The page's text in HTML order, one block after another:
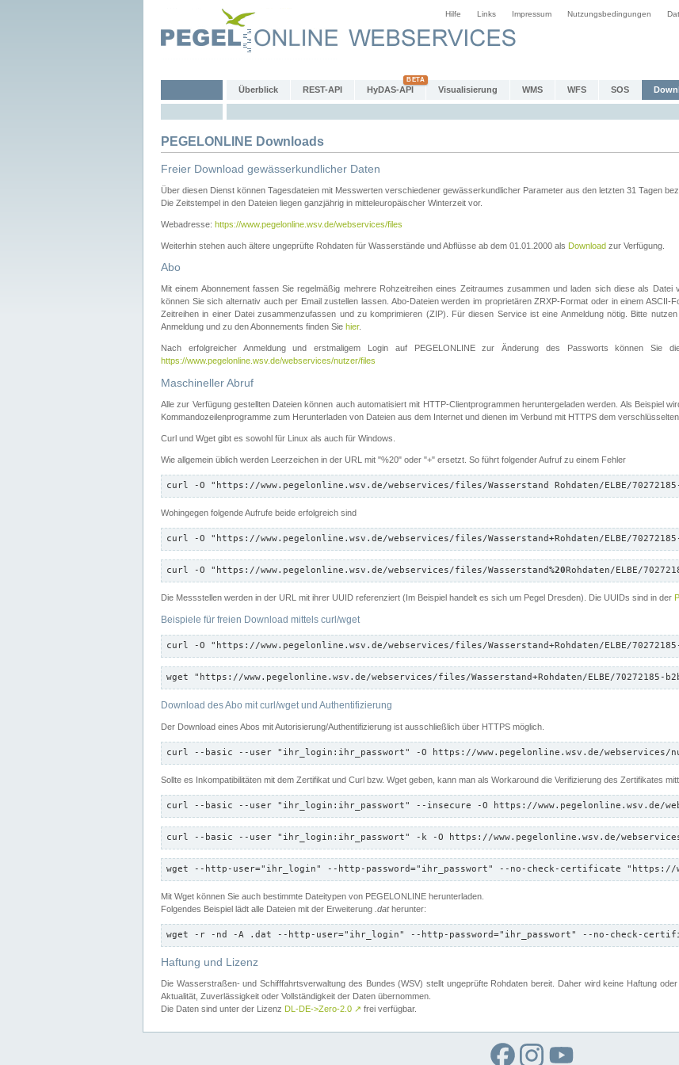
Hilfe Links Impressum Nutzungsbedingungen
Überblick REST-API HyDAS-API Visualisierung WMS WFS SOS
PEGELONLINE Downloads
Freier Download gewässerkundlicher Daten
Über diesen Dienst können Tagesdateien mit Messwerten verschiedener gewässerkundlicher Parameter aus den letzten 31 Tagen
Die Zeitstempel in den Dateien liegen ganzjährig in mitteleuropäischer Winterzeit vor.
Webadresse: https://www.pegelonline.wsv.de/webservices/files
Weiterhin stehen auch ältere ungeprüfte Rohdaten für Wasserstände und Abflüsse ab dem 01.01.2000 als Download zur Verfügung.
Abo
Mit einem Abonnement fassen Sie regelmäßig mehrere Rohzeitreihen eines Zeitraumes zusammen und laden sich diese als
können Sie sich alternativ auch per Email zustellen lassen. Abo-Dateien werden im proprietären ZRXP-Format oder in einem ASCII-
Zeitreihen in einer Datei zusammenzufassen und zu komprimieren (ZIP). Für diesen Service ist eine Anmeldung nötig. Bitte
Anmeldung und zu den Abonnements finden Sie hier.
Nach erfolgreicher Anmeldung und erstmaligem Login auf PEGELONLINE zur Änderung des Passworts können Sie
https://www.pegelonline.wsv.de/webservices/nutzer/files
Maschineller Abruf
Alle zur Verfügung gestellten Dateien können auch automatisiert mit HTTP-Clientprogrammen heruntergeladen werden. Als Beispiel
Kommandozeilenprogramme zum Herunterladen von Dateien aus dem Internet und dienen im Verbund mit HTTPS dem
Curl und Wget gibt es sowohl für Linux als auch für Windows.
Wie allgemein üblich werden Leerzeichen in der URL mit "%20" oder "+" ersetzt. So führt folgender Aufruf zu einem Fehler
curl -O "https://www.pegelonline.wsv.de/webservices/files/Wasserstand Rohdaten/ELBE/
Wohingegen folgende Aufrufe beide erfolgreich sind
curl -O "https://www.pegelonline.wsv.de/webservices/files/Wasserstand+Rohdaten/ELBE/
curl -O "https://www.pegelonline.wsv.de/webservices/files/Wasserstand%20Rohdaten/ELBE/
Die Messstellen werden in der URL mit ihrer UUID referenziert (Im Beispiel handelt es sich um Pegel Dresden). Die UUIDs sind in der
Beispiele für freien Download mittels curl/wget
curl -O "https://www.pegelonline.wsv.de/webservices/files/Wasserstand+Rohdaten/ELBE/
wget "https://www.pegelonline.wsv.de/webservices/files/Wasserstand+Rohdaten/ELBE/70272185-
Download des Abo mit curl/wget und Authentifizierung
Der Download eines Abos mit Autorisierung/Authentifizierung ist ausschließlich über HTTPS möglich.
curl --basic --user "ihr_login:ihr_passwort" -O https://www.pegelonline.wsv.de/
Sollte es Inkompatibilitäten mit dem Zertifikat und Curl bzw. Wget geben, kann man als Workaround die Verifizierung des Zertifikates
curl --basic --user "ihr_login:ihr_passwort" --insecure -O https://www.pegelonline.wsv.de/
curl --basic --user "ihr_login:ihr_passwort" -k -O https://www.pegelonline.wsv.de/
wget --http-user="ihr_login" --http-password="ihr_passwort" --no-check-certificate "https://
Mit Wget können Sie auch bestimmte Dateitypen von PEGELONLINE herunterladen.
Folgendes Beispiel lädt alle Dateien mit der Erweiterung .datherunter:
wget -r -nd -A .dat --http-user="ihr_login" --http-password="ihr_passwort" --no-check-
Haftung und Lizenz
Die Wasserstraßen- und Schifffahrtsverwaltung des Bundes (WSV) stellt ungeprüfte Rohdaten bereit. Daher wird keine Haftung
Aktualität, Zuverlässigkeit oder Vollständigkeit der Daten übernommen.
Die Daten sind unter der Lizenz DL-DE->Zero-2.0 ↗ frei verfügbar.